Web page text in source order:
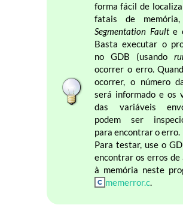
forma fácil de
fatais de
Segmentation Faulte
Basta executar o
no GDB (usando
ocorrer o erro.
ocorrer, o número
será informado e os
das variáveis
podem ser
para encontrar o erro.
Para testar, use o
encontrar os erros de
à memória neste
memerror.c.